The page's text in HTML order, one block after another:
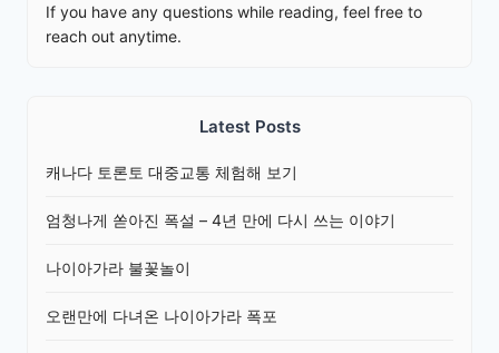
If you have any questions while reading, feel free to
reach out anytime.
Latest Posts
캐나다 토론토 대중교통 체험해 보기
엄청나게 쏟아진 폭설 – 4년 만에 다시 쓰는 이야기
나이아가라 불꽃놀이
오랜만에 다녀온 나이아가라 폭포